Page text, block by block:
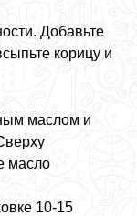
Добавьте
корицу и
маслом и
масло
10-15